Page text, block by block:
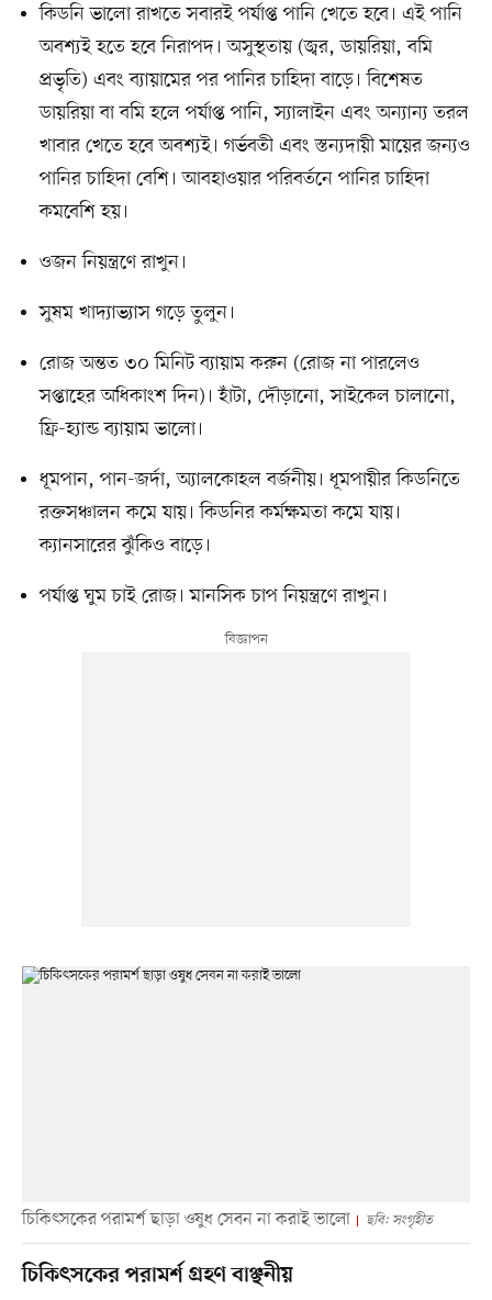
কিডনি ভালো রাখতে সবারই পর্যাপ্ত পানি খেতে হবে। এই পানি
অবশ্যই হতে হবে নিরাপদ। অসুস্থতায় (জ্বর, ডায়রিয়া, বমি
প্রভৃতি) এবং ব্যায়ামের পর পানির চাহিদা বাড়ে। বিশেষত
ডায়রিয়া বা বমি হলে পর্যাপ্ত পানি, স্যালাইন এবং অন্যান্য তরল
খাবার খেতে হবে অবশ্যই। গর্ভবতী এবং স্তন্যদায়ী মায়ের জন্যও
পানির চাহিদা বেশি। আবহাওয়ার পরিবর্তনে পানির চাহিদা
কমবেশি হয়।
ওজন নিয়ন্ত্রণে রাখুন।
সুষম খাদ্যাভ্যাস গড়ে তুলুন।
রোজ অন্তত ৩০ মিনিট ব্যায়াম করুন (রোজ না পারলেও
সপ্তাহের অধিকাংশ দিন)। হাঁটা, দৌড়ানো, সাইকেল চালানো,
ফ্রি-হ্যান্ড ব্যায়াম ভালো।
ধূমপান, পান-জর্দা, অ্যালকোহল বর্জনীয়। ধূমপায়ীর কিডনিতে
রক্তসঞ্চালন কমে যায়। কিডনির কর্মক্ষমতা কমে যায়।
ক্যানসারের ঝুঁকিও বাড়ে।
পর্যাপ্ত ঘুম চাই রোজ। মানসিক চাপ নিয়ন্ত্রণে রাখুন।
চিকিৎসকের পরামর্শ ছাড়া ওষুধ সেবন না করাই ভালো ছবি: সংগৃহীত
চিকিৎসকের পরামর্শ গ্রহণ বাঞ্ছনীয়